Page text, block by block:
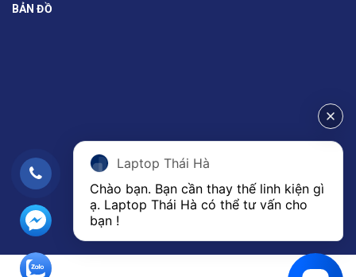
BẢN ĐỒ
Laptop Thái Hà
Chào bạn. Bạn cần thay thế linh kiện gì
ạ. Laptop Thái Hà có thể tư vấn cho
bạn !